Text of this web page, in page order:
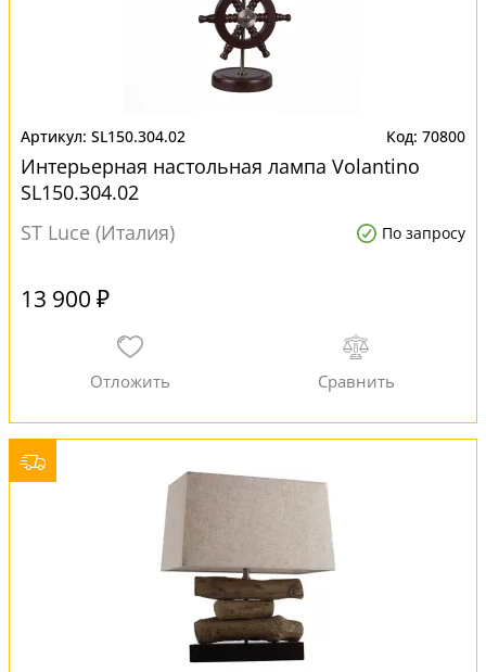
SL150.304.02 70800
Интерьерная настольная лампа Volantino
SL150.304.02
ST Luce (Италия)
По запросу
13 900 ₽